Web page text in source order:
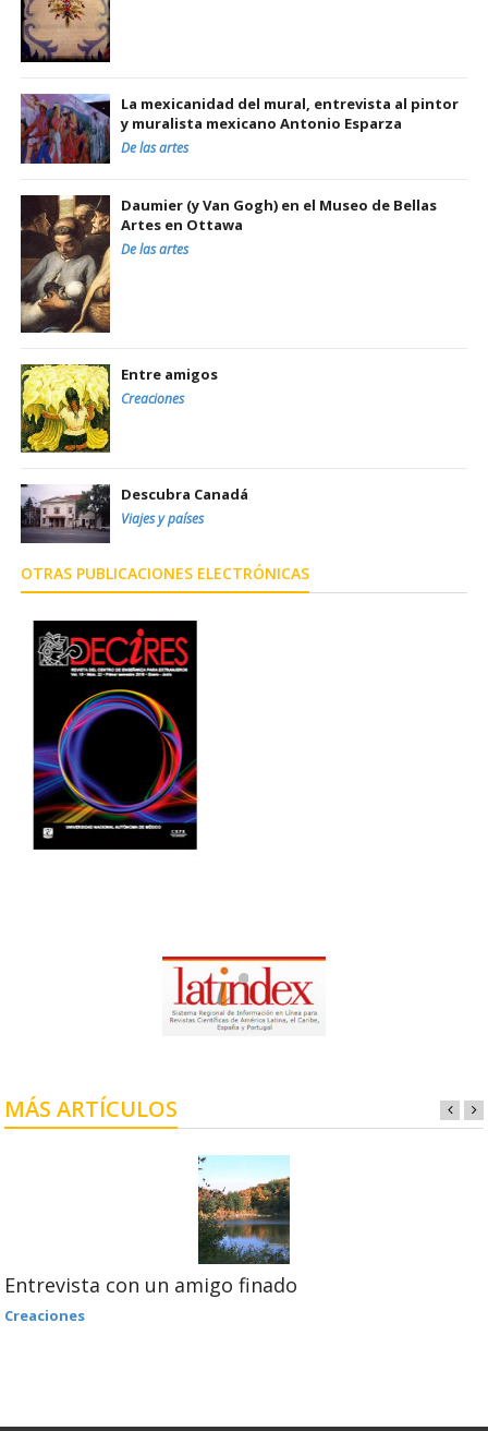
La mexicanidad del mural, entrevista al pintor
y muralista mexicano Antonio Esparza
De las artes
Daumier (y Van Gogh) en el Museo de Bellas
Artes en Ottawa
De las artes
Entre amigos
Creaciones
Descubra Canadá
Viajes y países
OTRAS PUBLICACIONES ELECTRÓNICAS
MÁS ARTÍCULOS
Entrevista con un amigo finado
Creaciones